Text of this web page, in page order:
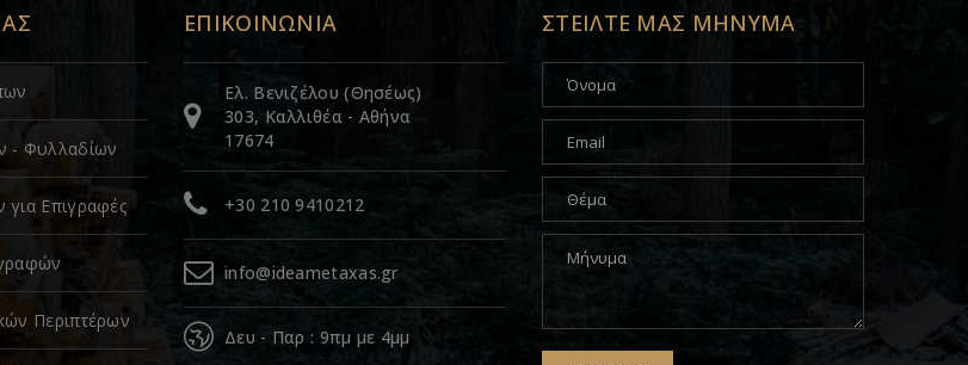
- Φυλλαδίων
Επιγραφές
Περιπτέρων
ΕΠΙΚΟΙΝΩΝΙΑ
Ελ. Βενιζέλου (Θησέως)
303, Καλλιθέα - Αθήνα
17674
+30 210 9410212
info@ideametaxas.gr
Δευ - Παρ : 9πμ με 4μμ
ΣΤΕΙΛΤΕ ΜΑΣ ΜΗΝΥΜΑ